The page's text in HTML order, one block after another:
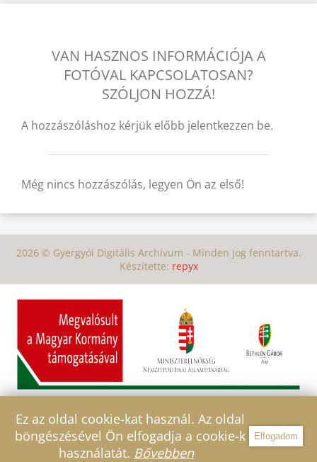
Szűrő
VAN HASZNOS INFORMÁCIÓJA A
FOTÓVAL KAPCSOLATOSAN?
SZÓLJON HOZZÁ!
A hozzászóláshoz kérjük előbb jelentkezzen be.
Még nincs hozzászólás, legyen Ön az első!
2026 © Gyergyói Digitális Archívum - Minden jog fenntartva.
Készítette: repyx
Ez az oldal cookie-kat használ. Az oldal
böngészésével Ön elfogadja a cookie-k
használatát. Bővebben
Elfogadom